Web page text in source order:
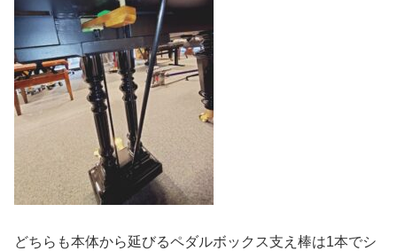
どちらも本体から延びるペダルボックス支え棒は1本でシ